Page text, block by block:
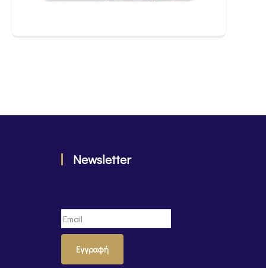
Newsletter
Εγγραφή